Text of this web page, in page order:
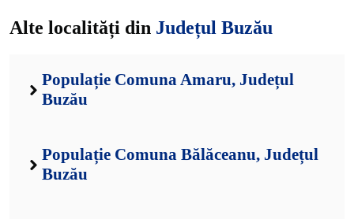
Alte localități din Județul Buzău
Populație Comuna Amaru, Județul
Buzău
Populație Comuna Bălăceanu, Județul
Buzău